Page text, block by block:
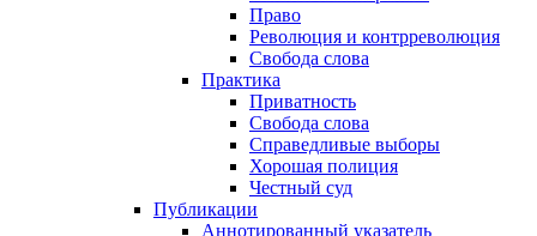
Право
Революция и контрреволюция
Свобода слова
Практика
Приватность
Свобода слова
Справедливые выборы
Хорошая полиция
Честный суд
Публикации
Аннотированный указатель